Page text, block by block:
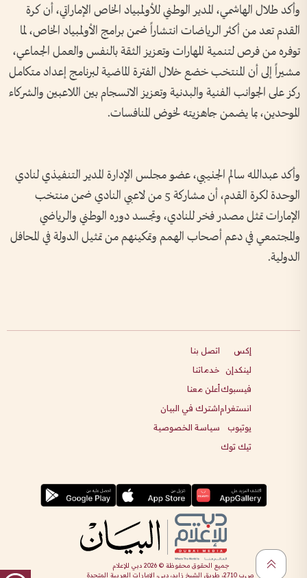
وأكد طلال الهاشمي، المدير الوطني للأولمبياد الخاص الإماراتي، أن كرة
القدم تعد من أكثر الرياضات انتشاراً ضمن برامج الأولمبياد الخاص، لما
توفره من فرص لتنمية المهارات وتعزيز الثقة بالنفس والعمل الجماعي،
مشيراً إلى أن المنتخب خضع خلال الفترة الماضية لبرنامج إعداد متكامل
ركز على الجوانب الفنية والبدنية وتعزيز الانسجام بين اللاعبين والشركاء
الموحدين، بما يضمن جاهزيته لخوض المنافسات.
وأكد عبدالله سالم الجنيبي، عضو مجلس الإدارة المدير التنفيذي لنادي
الوحدة لكرة القدم، أن مشاركة 5 من لاعبي النادي ضمن منتخب
الإمارات تمثل مصدر فخر للنادي، وتجسد دوره الوطني والرياضي
والمجتمعي في دعم أصحاب الهمم وتمكينهم من تمثيل الدولة في المحافل
الدولية.
إكس
لينكدإن
فيسبوك
انستغرام
يوتيوب
تيك توك
اتصل بنا
خدماتنا
أعلن معنا
اشترك في البيان
سياسة الخصوصية
جميع الحقوق محفوظة ©2026 دبي للإعلام
ص.ب 2710، طريق الشيخ زايد، دبي، الإمارات العربية المتحدة